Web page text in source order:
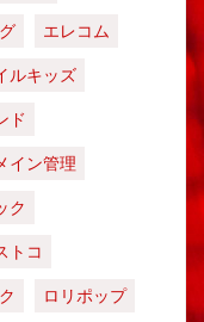
エレコム
ルキッズ
ド
イン管理
ク
トコ
ロリポップ